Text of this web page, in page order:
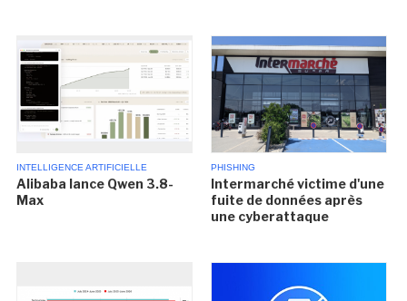
INTELLIGENCE ARTIFICIELLE
Alibaba lance Qwen 3.8-
Max
PHISHING
Intermarché victime d'une
fuite de données après
une cyberattaque